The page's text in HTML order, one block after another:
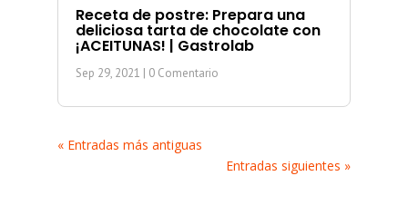
Receta de postre: Prepara una
deliciosa tarta de chocolate con
¡ACEITUNAS! | Gastrolab
Sep 29, 2021 | 0 Comentario
« Entradas más antiguas
Entradas siguientes »